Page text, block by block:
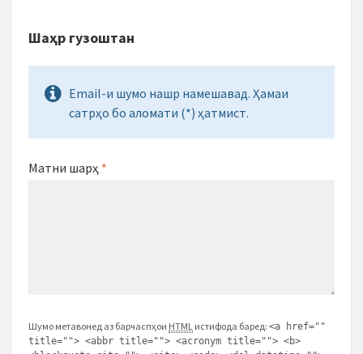
Шаҳр гузоштан
Email-и шумо нашр намешавад. Ҳамаи
сатрҳо бо аломати (*) ҳатмист.
Матни шарҳ *
Шумо метавонед аз барчаспҳои HTML истифода баред: <a href=""
title=""> <abbr title=""> <acronym title=""> <b>